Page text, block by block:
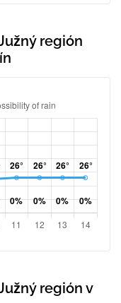
región
región v